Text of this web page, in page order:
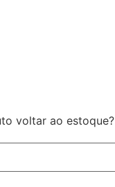
voltar ao estoque?